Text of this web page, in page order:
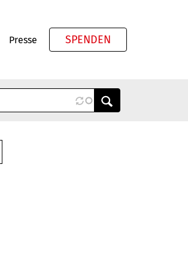
Presse SPENDEN